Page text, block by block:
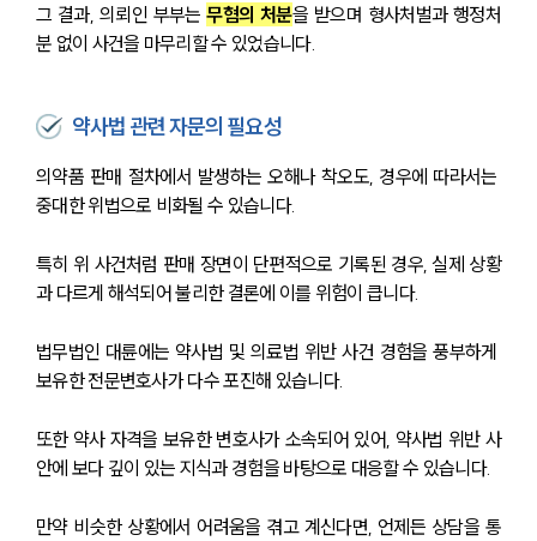
그 결과, 의뢰인 부부는 무혐의 처분을 받으며 형사처벌과 행정처
분 없이 사건을 마무리할 수 있었습니다.
약사법 관련 자문의 필요성
의약품 판매 절차에서 발생하는 오해나 착오도, 경우에 따라서는
중대한 위법으로 비화될 수 있습니다.
특히 위 사건처럼 판매 장면이 단편적으로 기록된 경우, 실제 상황
과 다르게 해석되어 불리한 결론에 이를 위험이 큽니다.
법무법인 대륜에는 약사법 및 의료법 위반 사건 경험을 풍부하게
보유한 전문변호사가 다수 포진해 있습니다.
또한 약사 자격을 보유한 변호사가 소속되어 있어, 약사법 위반 사
안에 보다 깊이 있는 지식과 경험을 바탕으로 대응할 수 있습니다.
만약 비슷한 상황에서 어려움을 겪고 계신다면, 언제든 상담을 통